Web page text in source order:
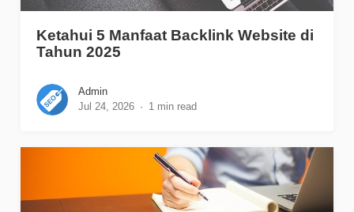
Ketahui 5 Manfaat Backlink Website di
Tahun 2025
Admin
Jul 24, 2026
1 min read